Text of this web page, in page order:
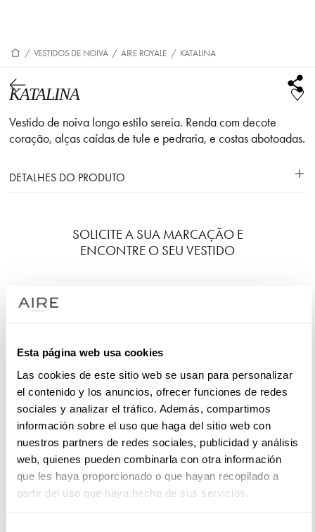
Esta página web usa cookies
Las cookies de este sitio web se usan para personalizar
el contenido y los anuncios, ofrecer funciones de redes
sociales y analizar el tráfico. Además, compartimos
información sobre el uso que haga del sitio web con
nuestros partners de redes sociales, publicidad y análisis
web, quienes pueden combinarla con otra información
que les haya proporcionado o que hayan recopilado a
partir del uso que haya hecho de sus servicios.
/ VESTIDOS DE NOIVA / AIRE ROYALE / KATALINA
KATALINA
Vestido de noiva longo estilo sereia. Renda com decote
coração, alças caídas de tule e pedraria, e costas abotoadas.
DETALHES DO PRODUTO
SOLICITE A SUA MARCAÇÃO E
ENCONTRE O SEU VESTIDO